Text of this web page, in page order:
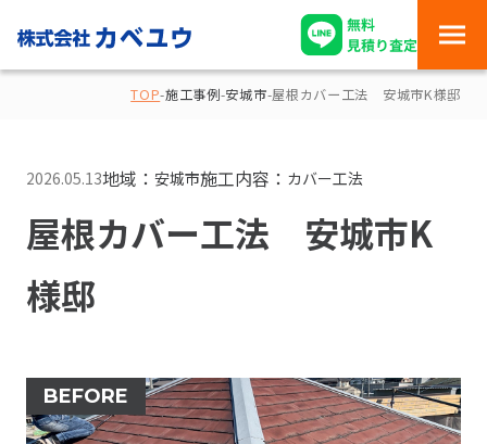
TOP-施工事例-安城市-屋根カバー工法 安城市K様邸
2026.05.13地域： 安城市施工内容： カバー工法
屋根カバー工法 安城市K
様邸